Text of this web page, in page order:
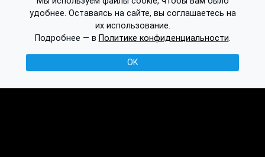
удобнее. Оставаясь на сайте, вы соглашаетесь на
их использование.
Подробнее — в Политике конфиденциальности.
OK